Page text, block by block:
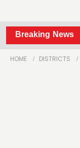
Breaking News
ఆదివాసులకు
HOME DISTRICTS